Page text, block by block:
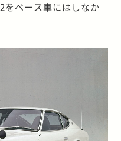
をベース車にはしなか